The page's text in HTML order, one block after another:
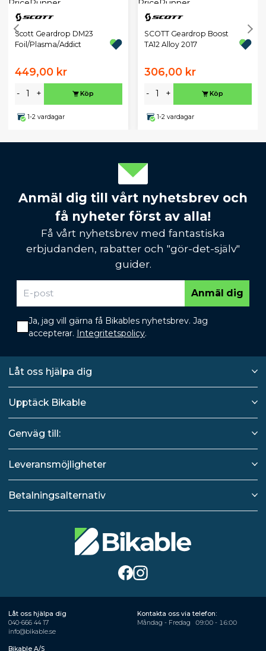
Scott Geardrop DM23
Foil/Plasma/Addict
449,00 kr
- + Köp
1-2 vardagar
SCOTT Geardrop Boost
TA12 Alloy 2017
306,00 kr
- + Köp
1-2 vardagar
Anmäl dig till vårt nyhetsbrev och
få nyheter först av alla!
Få vårt nyhetsbrev med fantastiska
erbjudanden, rabatter och "gör-det-själv"
guider.
Anmäl dig
Ja, jag vill gärna få Bikables nyhetsbrev. Jag
accepterar. Integritetspolicy.
Låt oss hjälpa dig
Upptäck Bikable
Genväg till:
Leveransmöjligheter
Betalningsalternativ
Låt oss hjälpa dig
040-666 44 17
info@bikable.se
Kontakta oss via telefon:
Måndag - Fredag
09:00 - 16:00
Bikable A/S